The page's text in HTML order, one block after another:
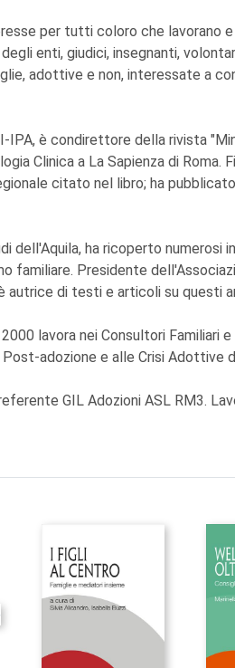
per tutti coloro che lavorano
enti, giudici, insegnanti,
adottive e non, interessate a
IPA, è condirettore della rivista
Clinica a La Sapienza di Roma.
citato nel libro; ha
dell'Aquila, ha ricoperto numerosi
familiare. Presidente
autrice di testi e articoli su questi
lavora nei Consultori Familiari
adozione e alle Crisi Adottive
GIL Adozioni ASL RM3.